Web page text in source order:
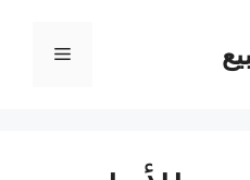
القائمة